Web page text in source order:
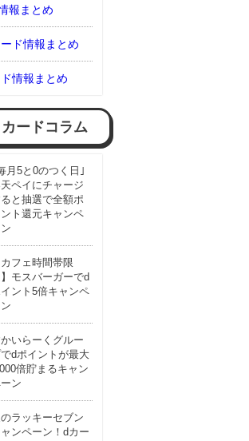
報まとめ
ド情報まとめ
情報まとめ
ードコラム
月5と0のつく日｣
ペイにチャージ
と抽選で全額ポ
ト還元キャンペ
カフェ時間帯限
モスバーガーでd
ント5倍キャンペ
いらーくグルー
dポイントが最大
倍貯まるキャン
ン
ラッキーセブン
ンペーン！dカー